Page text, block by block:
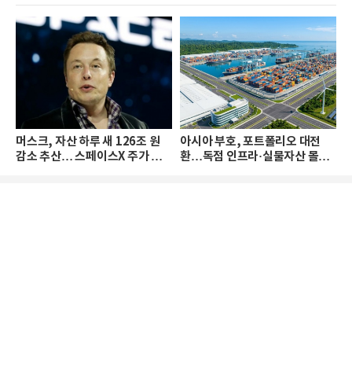
머스크, 자산 하루 새 126조 원
감소 추산… 스페이스X 주가 하
아시아 부호, 포트폴리오 대전
환…독점 인프라·실물자산 몰린